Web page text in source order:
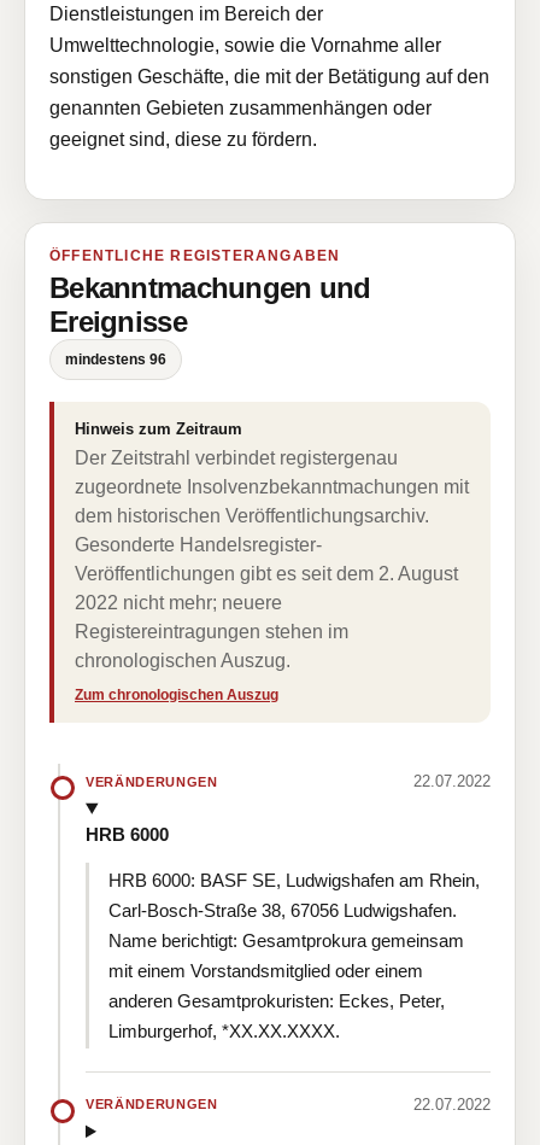
Dienstleistungen im Bereich der
Umwelttechnologie, sowie die Vornahme aller
sonstigen Geschäfte, die mit der Betätigung auf den
genannten Gebieten zusammenhängen oder
geeignet sind, diese zu fördern.
ÖFFENTLICHE REGISTERANGABEN
Bekanntmachungen und
Ereignisse
mindestens 96
Hinweis zum Zeitraum
Der Zeitstrahl verbindet registergenau
zugeordnete Insolvenzbekanntmachungen mit
dem historischen Veröffentlichungsarchiv.
Gesonderte Handelsregister-
Veröffentlichungen gibt es seit dem 2. August
2022 nicht mehr; neuere
Registereintragungen stehen im
chronologischen Auszug.
Zum chronologischen Auszug
VERÄNDERUNGEN 22.07.2022
HRB 6000
HRB 6000: BASF SE, Ludwigshafen am Rhein,
Carl-Bosch-Straße 38, 67056 Ludwigshafen.
Name berichtigt: Gesamtprokura gemeinsam
mit einem Vorstandsmitglied oder einem
anderen Gesamtprokuristen: Eckes, Peter,
Limburgerhof, *XX.XX.XXXX.
VERÄNDERUNGEN 22.07.2022